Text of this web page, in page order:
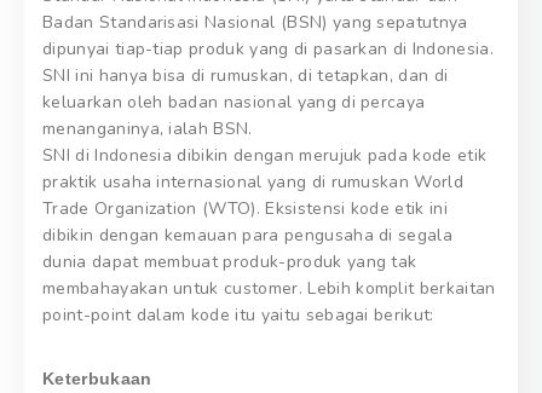
Badan Standarisasi Nasional (BSN) yang sepatutnya
dipunyai tiap-tiap produk yang di pasarkan di Indonesia.
SNI ini hanya bisa di rumuskan, di tetapkan, dan di
keluarkan oleh badan nasional yang di percaya
menanganinya, ialah BSN.
SNI di Indonesia dibikin dengan merujuk pada kode etik
praktik usaha internasional yang di rumuskan World
Trade Organization (WTO). Eksistensi kode etik ini
dibikin dengan kemauan para pengusaha di segala
dunia dapat membuat produk-produk yang tak
membahayakan untuk customer. Lebih komplit berkaitan
point-point dalam kode itu yaitu sebagai berikut:
Keterbukaan